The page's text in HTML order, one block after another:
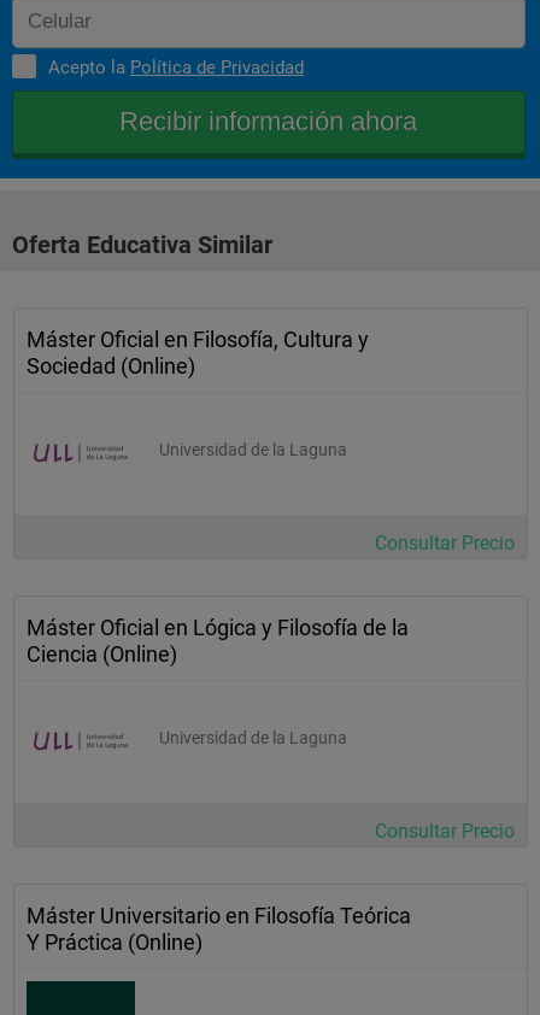
Acepto la Política de Privacidad
Oferta Educativa Similar
Máster Oficial en Filosofía, Cultura y
Sociedad (Online)
Universidad de la Laguna
Consultar Precio
Máster Oficial en Lógica y Filosofía de la
Ciencia (Online)
Universidad de la Laguna
Consultar Precio
Máster Universitario en Filosofía Teórica
Y Práctica (Online)